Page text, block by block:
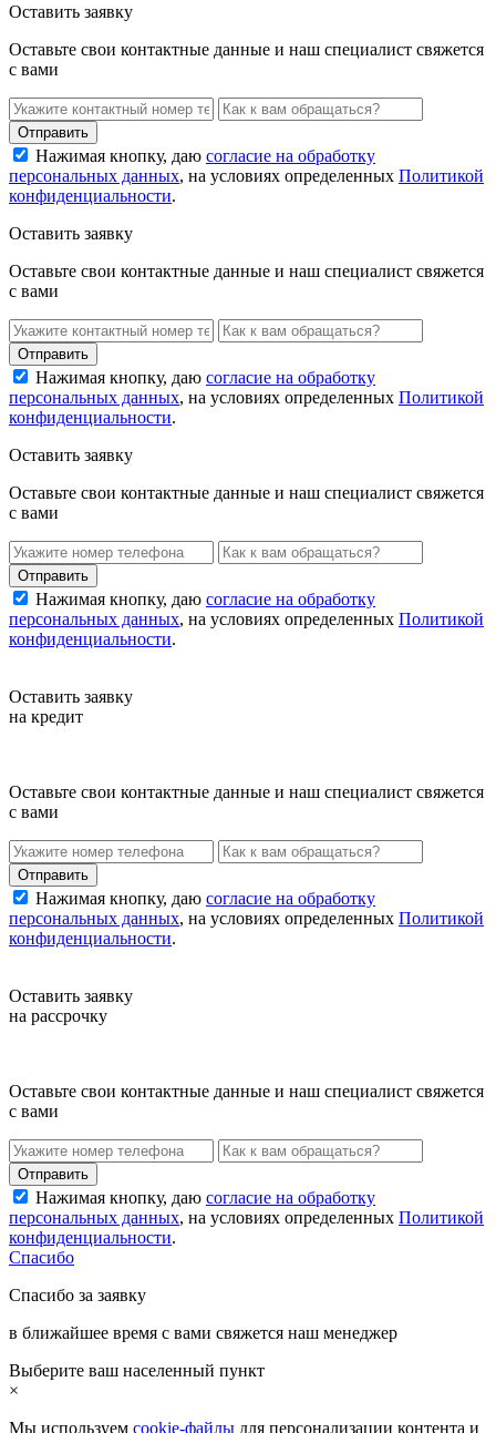
Оставить заявку
Оставьте свои контактные данные и наш специалист свяжется
с вами
Нажимая кнопку, даю согласие на обработку
персональных данных, на условиях определенных Политикой
конфиденциальности.
Оставить заявку
Оставьте свои контактные данные и наш специалист свяжется
с вами
Нажимая кнопку, даю согласие на обработку
персональных данных, на условиях определенных Политикой
конфиденциальности.
Оставить заявку
Оставьте свои контактные данные и наш специалист свяжется
с вами
Нажимая кнопку, даю согласие на обработку
персональных данных, на условиях определенных Политикой
конфиденциальности.
Оставить заявку
на кредит
Оставьте свои контактные данные и наш специалист свяжется
с вами
Нажимая кнопку, даю согласие на обработку
персональных данных, на условиях определенных Политикой
конфиденциальности.
Оставить заявку
на рассрочку
Оставьте свои контактные данные и наш специалист свяжется
с вами
Нажимая кнопку, даю согласие на обработку
персональных данных, на условиях определенных Политикой
конфиденциальности.
Спасибо
Спасибо за заявку
в ближайшее время с вами свяжется наш менеджер
Выберите ваш населенный пункт
×
Мы используем cookie-файлы для персонализации контента и